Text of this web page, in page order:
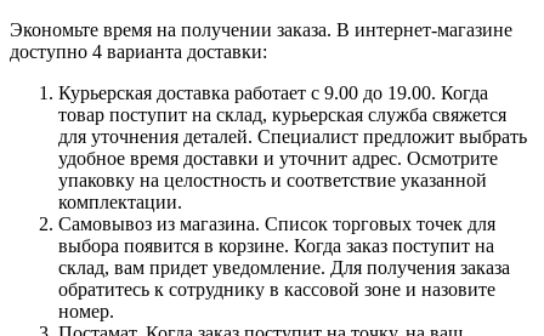
Экономьте время на получении заказа. В интернет-магазине
доступно 4 варианта доставки:
Курьерская доставка работает с 9.00 до 19.00. Когда
товар поступит на склад, курьерская служба свяжется
для уточнения деталей. Специалист предложит выбрать
удобное время доставки и уточнит адрес. Осмотрите
упаковку на целостность и соответствие указанной
комплектации.
Самовывоз из магазина. Список торговых точек для
выбора появится в корзине. Когда заказ поступит на
склад, вам придет уведомление. Для получения заказа
обратитесь к сотруднику в кассовой зоне и назовите
номер.